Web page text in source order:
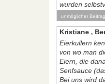
wurden
unmöglicher
Kristiane ,
Eierkullern
von wo man
Eiern, die
Senfsauce
Bei uns wird